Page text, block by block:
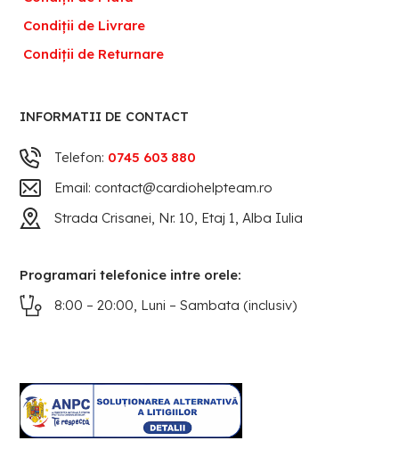
Condiții de Livrare
Condiții de Returnare
INFORMATII DE CONTACT
Telefon: 0745 603 880
Email: contact@cardiohelpteam.ro
Strada Crisanei, Nr. 10, Etaj 1, Alba Iulia
Programari telefonice intre orele:
8:00 – 20:00, Luni – Sambata (inclusiv)